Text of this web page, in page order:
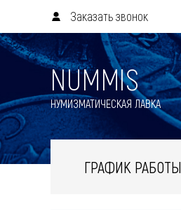
Заказать звонок
NUMMIS
НУМИЗМАТИЧЕСКАЯ ЛАВКА
ГРАФИК РАБОТЫ